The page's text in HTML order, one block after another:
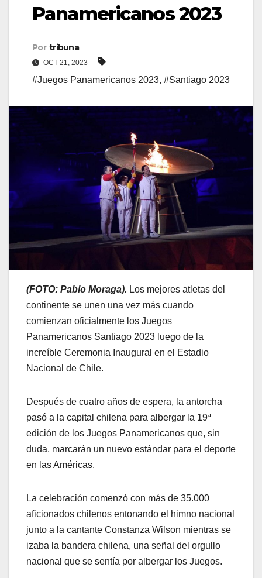
Panamericanos 2023
Por tribuna
OCT 21, 2023
#Juegos Panamericanos 2023, #Santiago 2023
(FOTO: Pablo Moraga). Los mejores atletas del
continente se unen una vez más cuando
comienzan oficialmente los Juegos
Panamericanos Santiago 2023 luego de la
increíble Ceremonia Inaugural en el Estadio
Nacional de Chile.
Después de cuatro años de espera, la antorcha
pasó a la capital chilena para albergar la 19ª
edición de los Juegos Panamericanos que, sin
duda, marcarán un nuevo estándar para el deporte
en las Américas.
La celebración comenzó con más de 35.000
aficionados chilenos entonando el himno nacional
junto a la cantante Constanza Wilson mientras se
izaba la bandera chilena, una señal del orgullo
nacional que se sentía por albergar los Juegos.